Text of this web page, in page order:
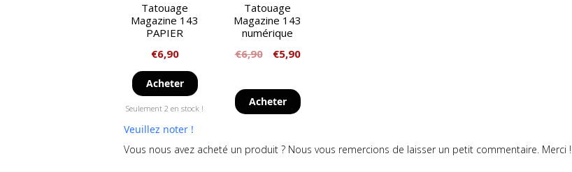
Tatouage
Magazine 143
PAPIER
€6,90
Acheter
Seulement 2 en stock !
Tatouage
Magazine 143
numérique
€6,90 €5,90
Acheter
Veuillez noter !
Vous nous avez acheté un produit ? Nous vous remercions de laisser un petit commentaire. Merci !